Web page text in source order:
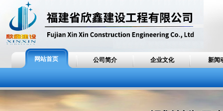
网站首页 公司简介 企业文化 新闻